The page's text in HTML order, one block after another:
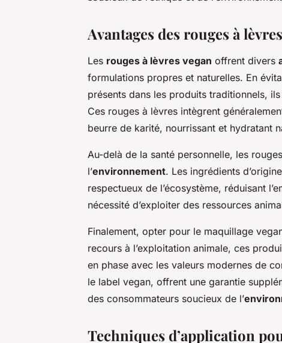
Avantages des rouges à
Les rouges à lèvres vegan offrent divers
formulations propres et naturelles. En
présents dans les produits traditionnels,
Ces rouges à lèvres intègrent
beurre de karité, nourrissant et hydratant
Au-delà de la santé personnelle, les
l’environnement. Les ingrédients
respectueux de l’écosystème, réduisant
nécessité d’exploiter des ressources
Finalement, opter pour le maquillage
recours à l’exploitation animale, ces
en phase avec les valeurs modernes de
le label vegan, offrent une garantie
des consommateurs soucieux de l’
Techniques d’application